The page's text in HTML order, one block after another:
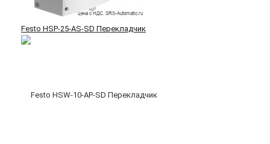
Festo HSP-25-AS-SD Перекладчик